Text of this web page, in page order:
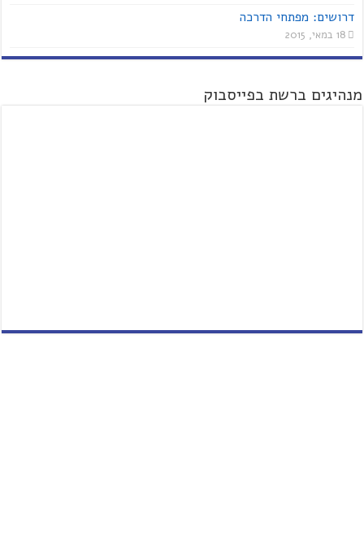
דרושים: מפתחי הדרכה
18 במאי, 2015
מנהיגים ברשת בפייסבוק